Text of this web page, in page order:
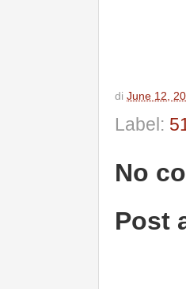
di June 12,
Label:
No
Post